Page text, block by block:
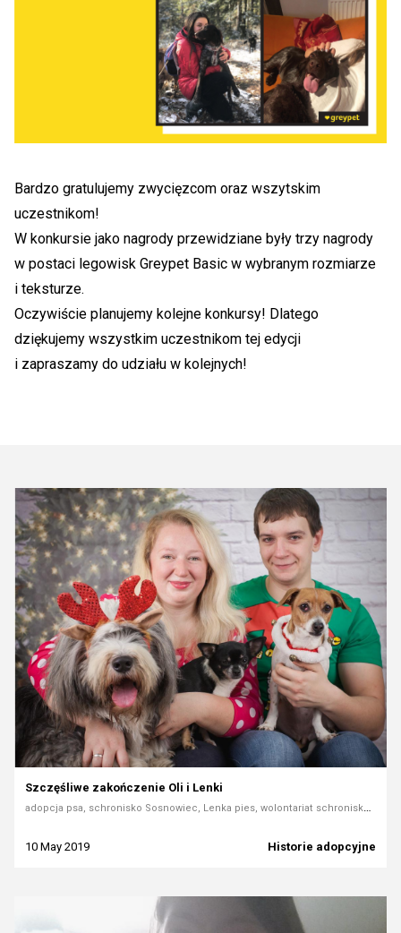
Bardzo gratulujemy zwycięzcom oraz wszytskim
uczestnikom!
W konkursie jako nagrody przewidziane były trzy nagrody
w postaci legowisk Greypet Basic w wybranym rozmiarze
i teksturze.
Oczywiście planujemy kolejne konkursy! Dlatego
dziękujemy wszystkim uczestnikom tej edycji
i zapraszamy do udziału w kolejnych!
Szczęśliwe zakończenie Oli i Lenki
adopcja psa, schronisko Sosnowiec, Lenka pies, wolontariat schronisko, pies ze schroniska, historia adopcyjna
10 May 2019 Historie adopcyjne